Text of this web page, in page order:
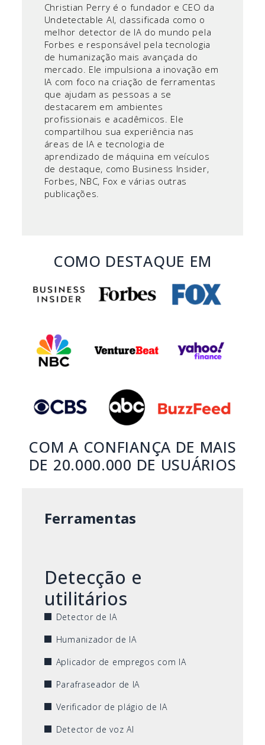
Christian Perry é o fundador e CEO da
Undetectable AI, classificada como o
melhor detector de IA do mundo pela
Forbes e responsável pela tecnologia
de humanização mais avançada do
mercado. Ele impulsiona a inovação em
IA com foco na criação de ferramentas
que ajudam as pessoas a se
destacarem em ambientes
profissionais e acadêmicos. Ele
compartilhou sua experiência nas
áreas de IA e tecnologia de
aprendizado de máquina em veículos
de destaque, como Business Insider,
Forbes, NBC, Fox e várias outras
publicações.
COMO DESTAQUE EM
COM A CONFIANÇA DE MAIS
DE 20.000.000 DE USUÁRIOS
Ferramentas
Detecção e
utilitários
Detector de IA
Humanizador de IA
Aplicador de empregos com IA
Parafraseador de IA
Verificador de plágio de IA
Detector de voz AI